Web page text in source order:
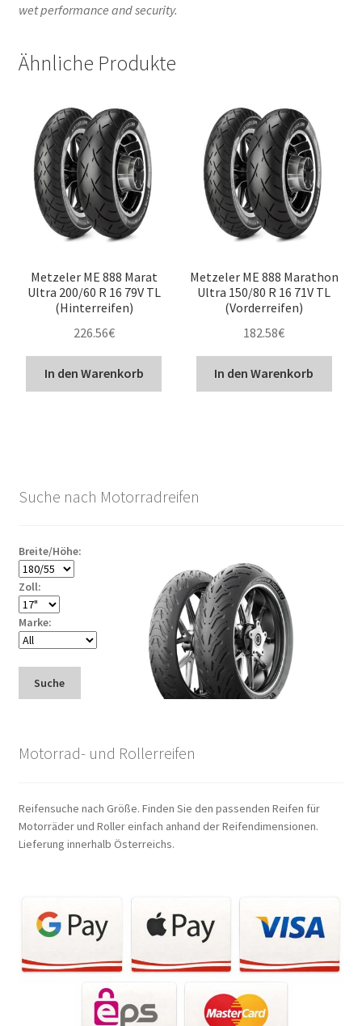
wet performance and security.
Ähnliche Produkte
Metzeler ME 888 Marat
Ultra 200/60 R 16 79V TL
(Hinterreifen)
226.56€
In den Warenkorb
Metzeler ME 888 Marathon
Ultra 150/80 R 16 71V TL
(Vorderreifen)
182.58€
In den Warenkorb
Suche nach Motorradreifen
Breite/Höhe:
Zoll:
Marke:
Suche
Motorrad- und Rollerreifen
Reifensuche nach Größe. Finden Sie den passenden Reifen für
Motorräder und Roller einfach anhand der Reifendimensionen.
Lieferung innerhalb Österreichs.